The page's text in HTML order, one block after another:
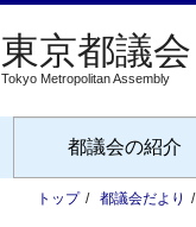
Tokyo Metropolitan Assembly
都議会の紹介
トップ 都議会だより